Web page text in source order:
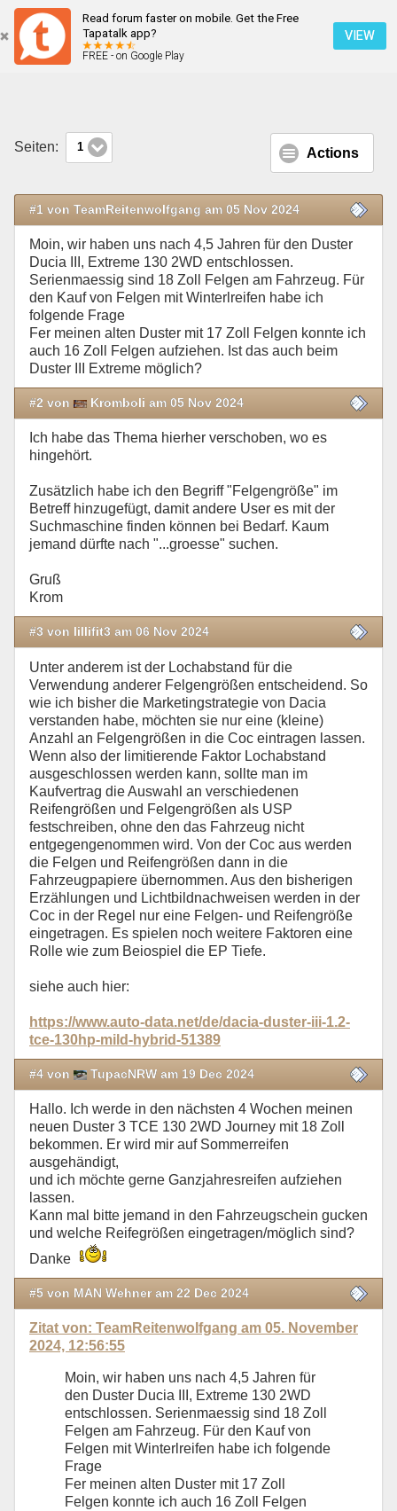
Read forum faster on mobile. Get the Free
Tapatalk app?
FREE - on Google Play
VIEW
Felgengroesse, Felgengröße
Seiten: 1 Actions
#1 von TeamReitenwolfgang am 05 Nov 2024
Moin, wir haben uns nach 4,5 Jahren für den Duster
Ducia III, Extreme 130 2WD entschlossen.
Serienmaessig sind 18 Zoll Felgen am Fahrzeug. Für
den Kauf von Felgen mit Winterlreifen habe ich
folgende Frage
Fer meinen alten Duster mit 17 Zoll Felgen konnte ich
auch 16 Zoll Felgen aufziehen. Ist das auch beim
Duster III Extreme möglich?
#2 von Kromboli am 05 Nov 2024
Ich habe das Thema hierher verschoben, wo es
hingehört.
Zusätzlich habe ich den Begriff "Felgengröße" im
Betreff hinzugefügt, damit andere User es mit der
Suchmaschine finden können bei Bedarf. Kaum
jemand dürfte nach "...groesse" suchen.
Gruß
Krom
#3 von lillifit3 am 06 Nov 2024
Unter anderem ist der Lochabstand für die
Verwendung anderer Felgengrößen entscheidend. So
wie ich bisher die Marketingstrategie von Dacia
verstanden habe, möchten sie nur eine (kleine)
Anzahl an Felgengrößen in die Coc eintragen lassen.
Wenn also der limitierende Faktor Lochabstand
ausgeschlossen werden kann, sollte man im
Kaufvertrag die Auswahl an verschiedenen
Reifengrößen und Felgengrößen als USP
festschreiben, ohne den das Fahrzeug nicht
entgegengenommen wird. Von der Coc aus werden
die Felgen und Reifengrößen dann in die
Fahrzeugpapiere übernommen. Aus den bisherigen
Erzählungen und Lichtbildnachweisen werden in der
Coc in der Regel nur eine Felgen- und Reifengröße
eingetragen. Es spielen noch weitere Faktoren eine
Rolle wie zum Beiospiel die EP Tiefe.
siehe auch hier:
https://www.auto-data.net/de/dacia-duster-iii-1.2-
tce-130hp-mild-hybrid-51389
#4 von TupacNRW am 19 Dec 2024
Hallo. Ich werde in den nächsten 4 Wochen meinen
neuen Duster 3 TCE 130 2WD Journey mit 18 Zoll
bekommen. Er wird mir auf Sommerreifen
ausgehändigt,
und ich möchte gerne Ganzjahresreifen aufziehen
lassen.
Kann mal bitte jemand in den Fahrzeugschein gucken
und welche Reifegrößen eingetragen/möglich sind?
Danke
#5 von MAN Wehner am 22 Dec 2024
Zitat von: TeamReitenwolfgang am 05. November
2024, 12:56:55
Moin, wir haben uns nach 4,5 Jahren für
den Duster Ducia III, Extreme 130 2WD
entschlossen. Serienmaessig sind 18 Zoll
Felgen am Fahrzeug. Für den Kauf von
Felgen mit Winterlreifen habe ich folgende
Frage
Fer meinen alten Duster mit 17 Zoll
Felgen konnte ich auch 16 Zoll Felgen